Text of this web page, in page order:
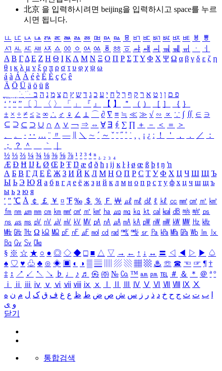
北京 을 입력하시려면 beijing을 입력하시고 space를 누르
시면 됩니다.
ㅥ ㅦ ㅧ ㅨ ㅩ ㅪ ㅫ ㅬ ㅭ ㅮ ㅯ ㅰ ㅱ ㅲ ㅳ ㅴ ㅵ ㅶ ㅷ ㅸ
ㅹ
ㅺ ㅻ ㅼ ㅽ ㅾ ㅿ ㆀ ㆁ ㆂ ㆃ ㆄ ㆅ ㆆ ㆇ ㆈ ㆉ ㆊ ㆋ ㆌ ㆍ
ㆎ
Α Β ΓΔ Ε Ζ Η Θ Ι ΚΛ Μ Ν Ξ Ο Π Ρ Σ ΤΥ Φ Χ Ψ Ω α β γ δ ε ζ η
θ ι κ λ μ ν ξ ο π ρ σ τ υ φ χ ψ ω
á à Á À é è É È ç Ç ê
Ä Ö Ü ä ö ü ß
ִֶֹ ֻּ ׁׂ פ ם ן ו ט א ר ק ף ך ל ח י ע כ ג ד ש ץ ת צ מ נ ה ב
‘ ’ “ ” 〔 〕 〈 〉 「 」 『 』 【 】 ＂ （ ） ［ ］ ｛ ｝
± × ÷ ≠ ≤ ≥ ∞ ∴ ♂ ♀ ∠ ⊥ ⌒ ∂ ∇ ≡ ≒ ≪ ≫ √ ∽ ∝ ∵ ∫ ∬ ∈ ∋
⊆ ⊇ ⊂ ⊃ ∪ ∩ ∧ ∨ ￢ ⇒ ⇔ ∀ ∃ ∮ ∑ ∏ ＋ － ＜ ＝
＞
、
。 · ‥ … ¨ 〃 ― ＼ ∼ ´ ～ ˇ ˘ ˝ ˚ ˙ ¸ ¡ ¿ ː ！ ＇ ， ． ／
：
；
？ ＾ ｀
½ ⅓ ⅔ ¼ ¾ ⅛ ⅜ ⅝ ⅞ ¹ ² ³ ⁴ ⁿ ₁ ₂ ₃ ₄
Æ Ð Ħ Ĳ Ł Ø Œ Þ Ŧ Ŋ æ đ ð ħ ı ĳ ĸ ŀ ł ø œ ß þ ŧ ŋ ŉ
А Б В Г Д Е Ё Ж З И Й К Л М Н О П Р С Т У Ф Х Ц Ч Ш Щ Ъ
Ы Ь Э Ю Я а б в г д е ё ж з и й к л м н о п р с т у ф х ц ч ш щ ъ
ы ь э ю я
′ ″ ℃ Å ￠ ￡ ￥ ¤ ℉ ‰ ＄ ％ Ｆ ￦ ㎕ ㎖ ㎗ ℓ ㎘ ㏄ ㎣ ㎤ ㎥ ㎦
㎙ ㎚ ㎛ ㎜ ㎝ ㎞ ㎟ ㎠ ㎡ ㎢ ㏊ ㎍ ㎎ ㎏ ㏏ ㎈ ㎉ ㏈ ㎧ ㎨ ㎰
㎱ ㎲ ㎳ ㎴ ㎵ ㎶ ㎷ ㎸ ㎹ ㎀ ㎁ ㎂ ㎃ ㎄ ㎺ ㎻ ㎽ ㎾ ㎿ ㎐ ㎑
㎒ ㎓ ㎔ Ω ㏀ ㏁ ㎊ ㎋ ㎌ ㏖ ㏅ ㎭ ㎮ ㎯ ㏛ ㎩ ㎪ ㎫ ㎬ ㏝ ㏐
㏓
㏃ ㏉ ㏜ ㏆
§ ※ ☆ ★ ○ ● ◎ ◇ ◆ □ ■ △ ▽ → ← ↑ ↓ ↔ 〓 ◁ ◀ ▷ ▶ ♤
♠ ♡ ♥ ♧ ♣ ⊙ ◈ ▣ ◐ ◑ ▒ ▤ ▨ ▧ ▦ ▩ ♨ ☏ ☎ ☜ ☞ ¶ †
‡ ↕ ↗ ↙ ↖ ↘ ♭ ♩ ♪ ♬ ㉿ ㈜ № ㏇ ™ ㏂ ㏘ ℡ ＃ ＆ ＊ ＠ ª º
ⅰ
ⅱ ⅲ ⅳ ⅴ ⅵ ⅶ ⅷ ⅸ ⅹ Ⅳ Ⅴ Ⅵ Ⅶ Ⅷ Ⅸ Ⅹ
ب ت ث ج ح خ د ذ ر ز س ش ص ض ط ظ ع غ ف ق ک ل م ن ه
و ی
닫기
통합검색